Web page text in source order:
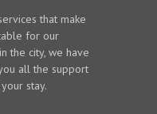
that make
for our
the city, we have
all the support
stay.